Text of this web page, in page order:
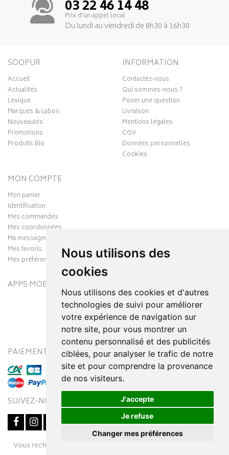
Nous utilisons des
cookies
Nous utilisons des cookies et d'autres
technologies de suivi pour améliorer
votre expérience de navigation sur
notre site, pour vous montrer un
contenu personnalisé et des publicités
ciblées, pour analyser le trafic de notre
site et pour comprendre la provenance
de nos visiteurs.
J'accepte
Je refuse
Changer mes préférences
03 22 46 14 48
Prix d’un appel local
Du lundi au vendredi de 8h30 à 16h30
SOOPUR
Accueil
Actualités
Lexique
Marques & Labos
Nouveautés
Promotions
Produits Bio
INFORMATION
Contactez-nous
Qui sommes-nous ?
Poser une question
Livraison
Mentions légales
CGV
Données personnelles
Cookies
MON COMPTE
Mon panier
Identification
Mes commandes
Mes coordonnées
Ma messagerie
Mes favoris
Mes préférences Cookies
APPS MOBILES
PAIEMENT SÉCURISÉ MODES DE LIVRAISON
SUIVEZ-NOUS SUR
Vous recherchez un médicament ? Découvrez la pharmacie en